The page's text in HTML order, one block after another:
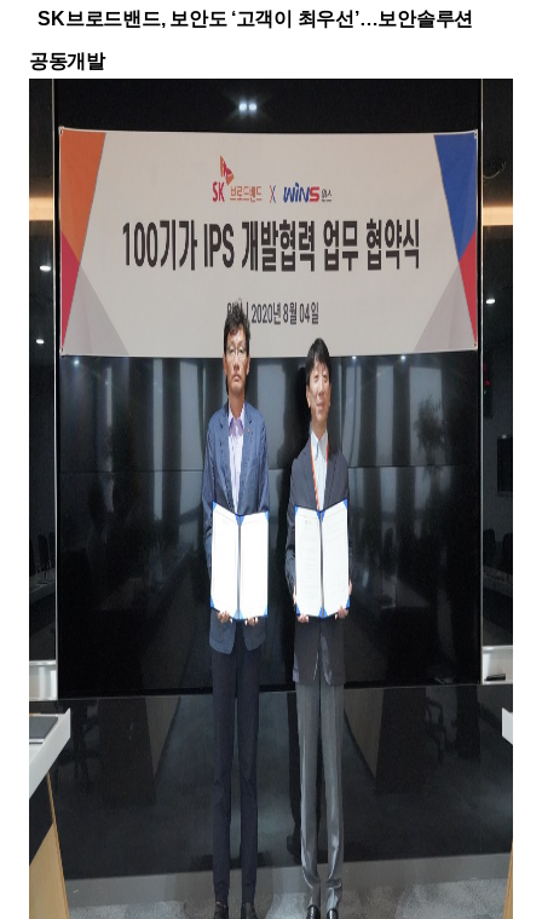
SK브로드밴드, 보안도 ‘고객이 최우선 ’…보안솔루션
공동개발